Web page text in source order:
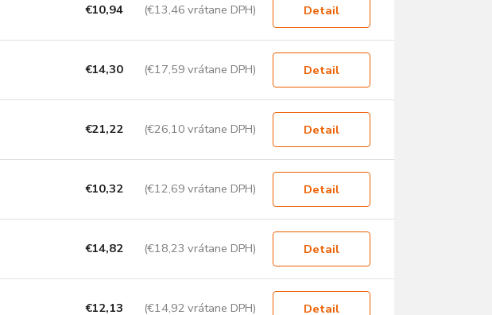
€10,94 (€13,46 vrátane DPH) Detail
€14,30 (€17,59 vrátane DPH) Detail
€21,22 (€26,10 vrátane DPH) Detail
€10,32 (€12,69 vrátane DPH) Detail
€14,82 (€18,23 vrátane DPH) Detail
€12,13 (€14,92 vrátane DPH) Detail